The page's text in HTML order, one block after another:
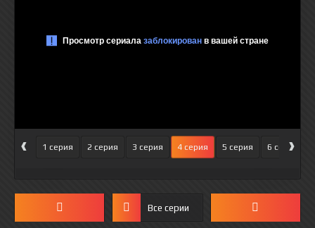
‹ 1 серия 2 серия 3 серия 4 серия 5 серия 6 серия
›
Все серии